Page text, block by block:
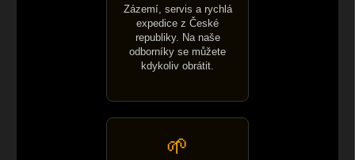
Zázemí, servis a rychlá
expedice z České
republiky. Na naše
odborníky se můžete
kdykoliv obrátit.
🌱